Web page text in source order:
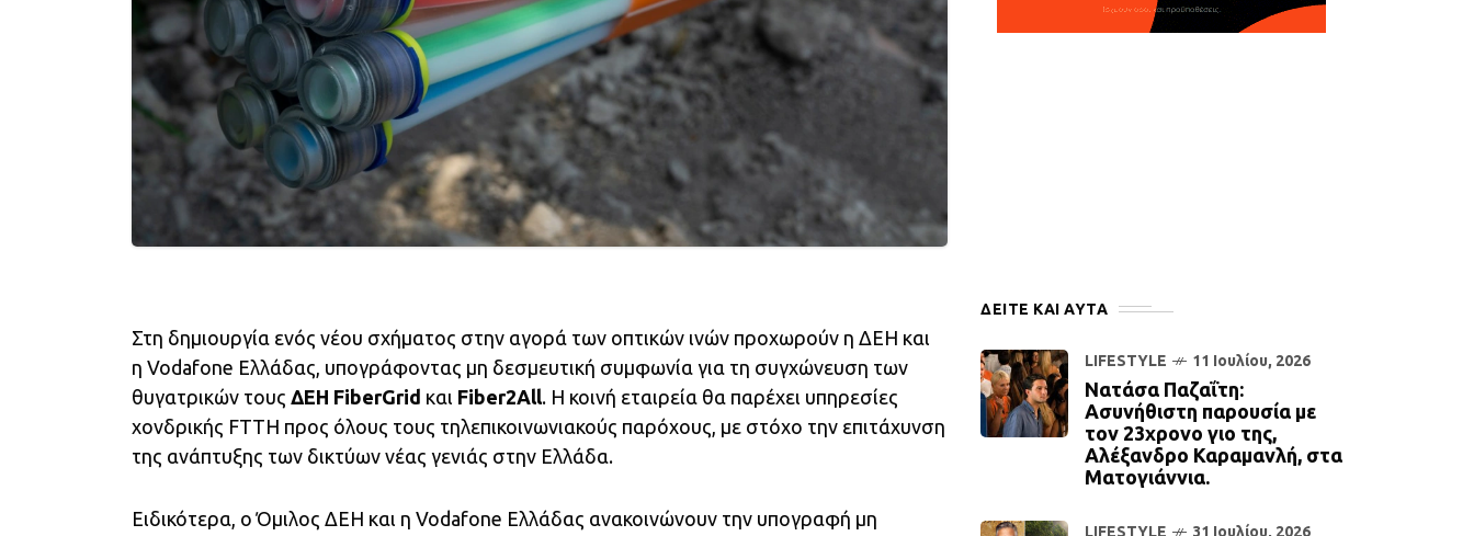
Στη δημιουργία ενός νέου σχήματος στην αγορά των οπτικών ινών προχωρούν η ΔΕΗ και
η Vodafone Ελλάδας, υπογράφοντας μη δεσμευτική συμφωνία για τη συγχώνευση των
θυγατρικών τους ΔΕΗ FiberGrid και Fiber2All. Η κοινή εταιρεία θα παρέχει υπηρεσίες
χονδρικής FTTH προς όλους τους τηλεπικοινωνιακούς παρόχους, με στόχο την επιτάχυνση
της ανάπτυξης των δικτύων νέας γενιάς στην Ελλάδα.
Ειδικότερα, ο Όμιλος ΔΕΗ και η Vodafone Ελλάδας ανακοινώνουν την υπογραφή μη
ΔΕΙΤΕ ΚΑΙ ΑΥΤΆ
LIFESTYLE 11 Ιουλίου, 2026
Νατάσα Παζαΐτη:
Ασυνήθιστη παρουσία με
τον 23χρονο γιο της,
Αλέξανδρο Καραμανλή, στα
Ματογιάννια.
LIFESTYLE 31 Ιουλίου, 2026